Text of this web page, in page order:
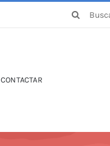
Buscar:
CONTACTAR